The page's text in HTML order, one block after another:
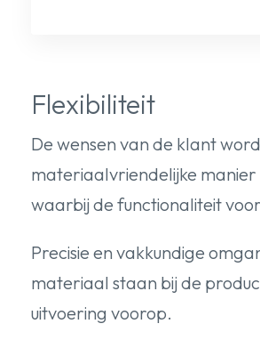
Flexibiliteit
De wensen van de klant
materiaalvriendelijke
waarbij de functionaliteit
Precisie en vakkundige
materiaal staan bij de
uitvoering voorop.